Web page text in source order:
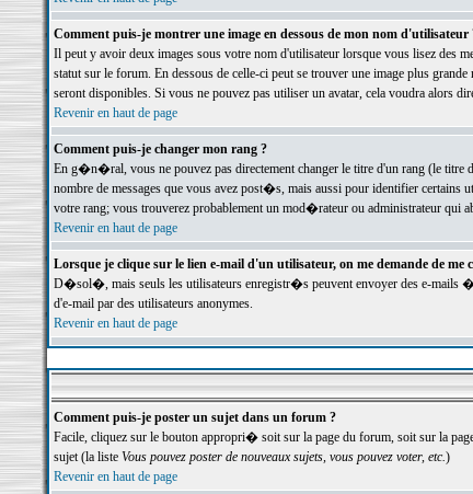
Comment puis-je montrer une image en dessous de mon nom d'utilisateur
Il peut y avoir deux images sous votre nom d'utilisateur lorsque vous lisez des
statut sur le forum. En dessous de celle-ci peut se trouver une image plus
seront disponibles. Si vous ne pouvez pas utiliser un avatar, cela voudra alors
Revenir en haut de page
Comment puis-je changer mon rang ?
En g�n�ral, vous ne pouvez pas directement changer le titre d'un rang (le
nombre de messages que vous avez post�s, mais aussi pour identifier
votre rang; vous trouverez probablement un mod�rateur ou administrateur qui
Revenir en haut de page
Lorsque je clique sur le lien e-mail d'un utilisateur, on me demande de me
D�sol�, mais seuls les utilisateurs enregistr�s peuvent envoyer des e-
d'e-mail par des utilisateurs anonymes.
Revenir en haut de page
Comment puis-je poster un sujet dans un forum ?
Facile, cliquez sur le bouton appropri� soit sur la page du forum, soit sur la
sujet (la liste Vous pouvez poster de nouveaux sujets, vous pouvez voter, etc.)
Revenir en haut de page